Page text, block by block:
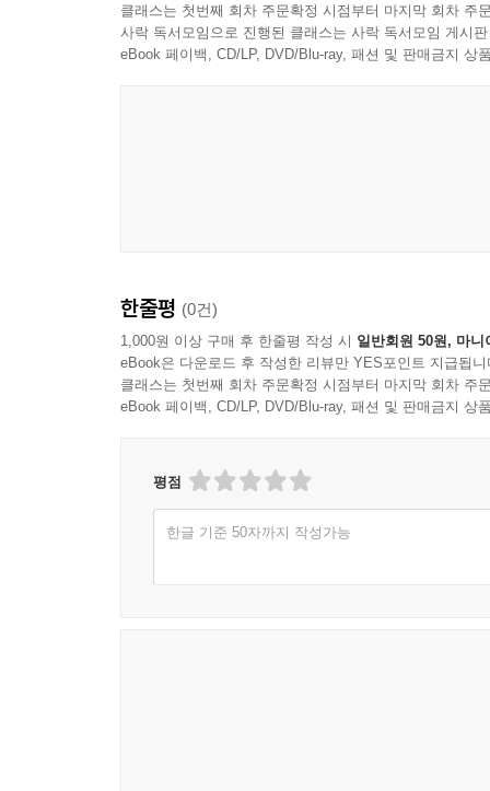
제4장에서는 전쟁 기간 군사고문단의 주요 활동을
군사유학의 실태와 자금조달, 한국군 증강
클래스는 첫번째 회차 주문확정 시점부터 마지막 회차 주
사락 독서모임으로 진행된 클래스는 사락 독서모임 게시
eBook 페이백, CD/LP, DVD/Blu-ray, 패션 및 판매금지 상
한줄평 (0건)
1,000원 이상 구매 후 한줄평 작성 시 일반회원 50원, 마니
eBook은 다운로드 후 작성한 리뷰만 YES포인트 지급됩니
클래스는 첫번째 회차 주문확정 시점부터 마지막 회차 주
eBook 페이백, CD/LP, DVD/Blu-ray, 패션 및 판매금지 상
평점
한글 기준 50자까지 작성가능